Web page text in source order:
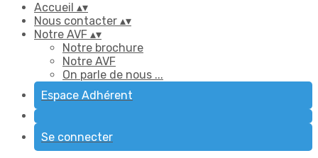
Accueil ▴▾
Nous contacter ▴▾
Notre AVF ▴▾
Notre brochure
Notre AVF
On parle de nous ...
Espace Adhérent
Se connecter